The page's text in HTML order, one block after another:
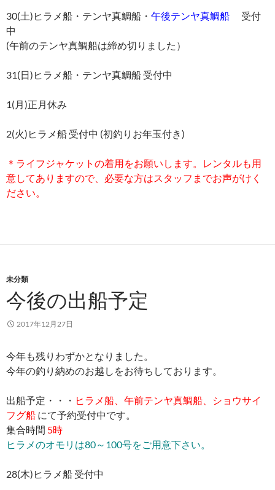
30(土)ヒラメ船・テンヤ真鯛船・ 午後テンヤ真鯛船 受付
中
(午前のテンヤ真鯛船は締め切りました）
31(日)ヒラメ船・テンヤ真鯛船 受付中
1(月)正月休み
2(火)ヒラメ船 受付中 (初釣りお年玉付き)
＊ライフジャケットの着用をお願いします。レンタルも用
意してありますので、必要な方はスタッフまでお声がけく
ださい。
未分類
今後の出船予定
2017年12月27日
今年も残りわずかとなりました。
今年の釣り納めのお越しをお待ちしております。
出船予定・・・ ヒラメ船、午前テンヤ真鯛船、ショウサイ
フグ船 にて予約受付中です。
集合時間 5時
ヒラメのオモリは80～100号をご用意下さい。
28(木)ヒラメ船 受付中